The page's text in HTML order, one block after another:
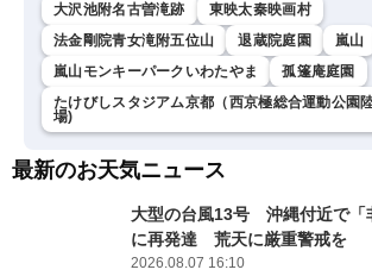
大沢池附名古曽滝跡
東映太秦映画村
法金剛院青女滝附五位山
退蔵院庭園 嵐山
嵐山モンキーパークいわたやま
孤篷庵庭園
たけびしスタジアム京都（西京極総合運動公園
場)
最新のお天気ニュース
大型の台風13号 沖縄付近で「
に再発達 荒天に厳重警戒を
2026.08.07 16:10